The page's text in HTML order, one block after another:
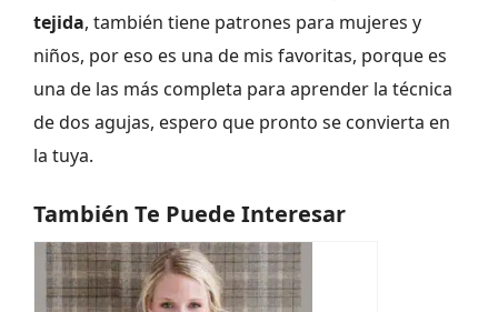
tejida, también tiene patrones para mujeres y
niños, por eso es una de mis favoritas, porque es
una de las más completa para aprender la técnica
de dos agujas, espero que pronto se convierta en
la tuya.
También Te Puede Interesar